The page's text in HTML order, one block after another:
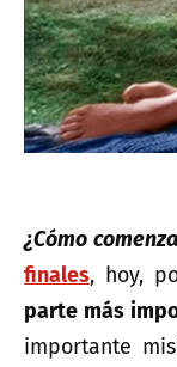
¿Cómo
finales, hoy,
parte más
importante